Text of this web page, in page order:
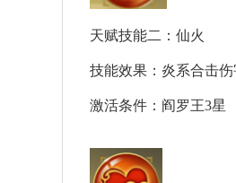
天赋技能二：仙火
技能效果：炎系合击伤
激活条件：阎罗王3星